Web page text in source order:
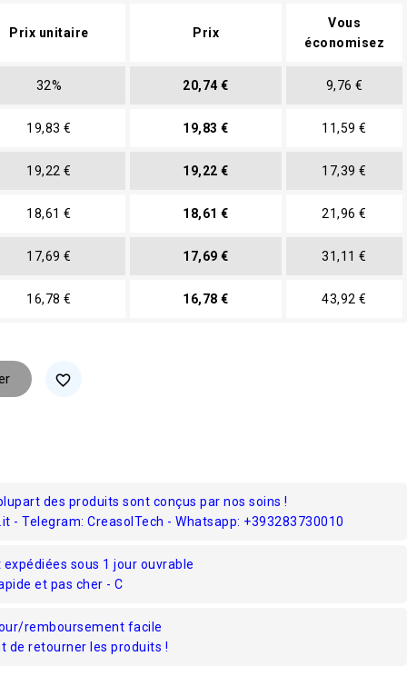
Prix unitaire Prix
Vous
économisez
32% 20,74 € 9,76 €
19,83 € 19,83 € 11,59 €
19,22 € 19,22 € 17,39 €
18,61 € 18,61 € 21,96 €
17,69 € 17,69 € 31,11 €
16,78 € 16,78 € 43,92 €
favorite_border
des produits sont conçus par nos soins !
- Telegram: CreasolTech - Whatsapp: +393283730010
sous 1 jour ouvrable
et pas cher - C
remboursement facile
de retourner les produits !